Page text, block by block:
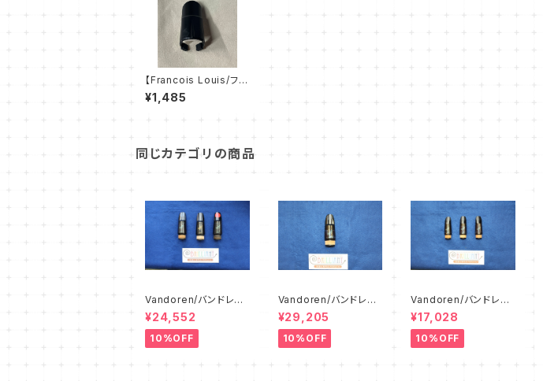
【Francois Louis/フラ
ンソワルイ】スマートキ
ャップⅠ
¥1,485
同じカテゴリの商品
Vandoren/バンドレ
ン アルトクラリネッ
ト マウスピース
¥24,552
10%OFF
Vandoren/バンドレ
ン バスクラリネット
マウスピース
¥29,205
10%OFF
Vandoren/バンドレ
ン E♭クラリネット
マウスピース
¥17,028
10%OFF